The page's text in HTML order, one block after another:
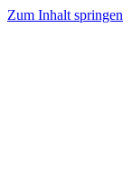
Zum Inhalt springen